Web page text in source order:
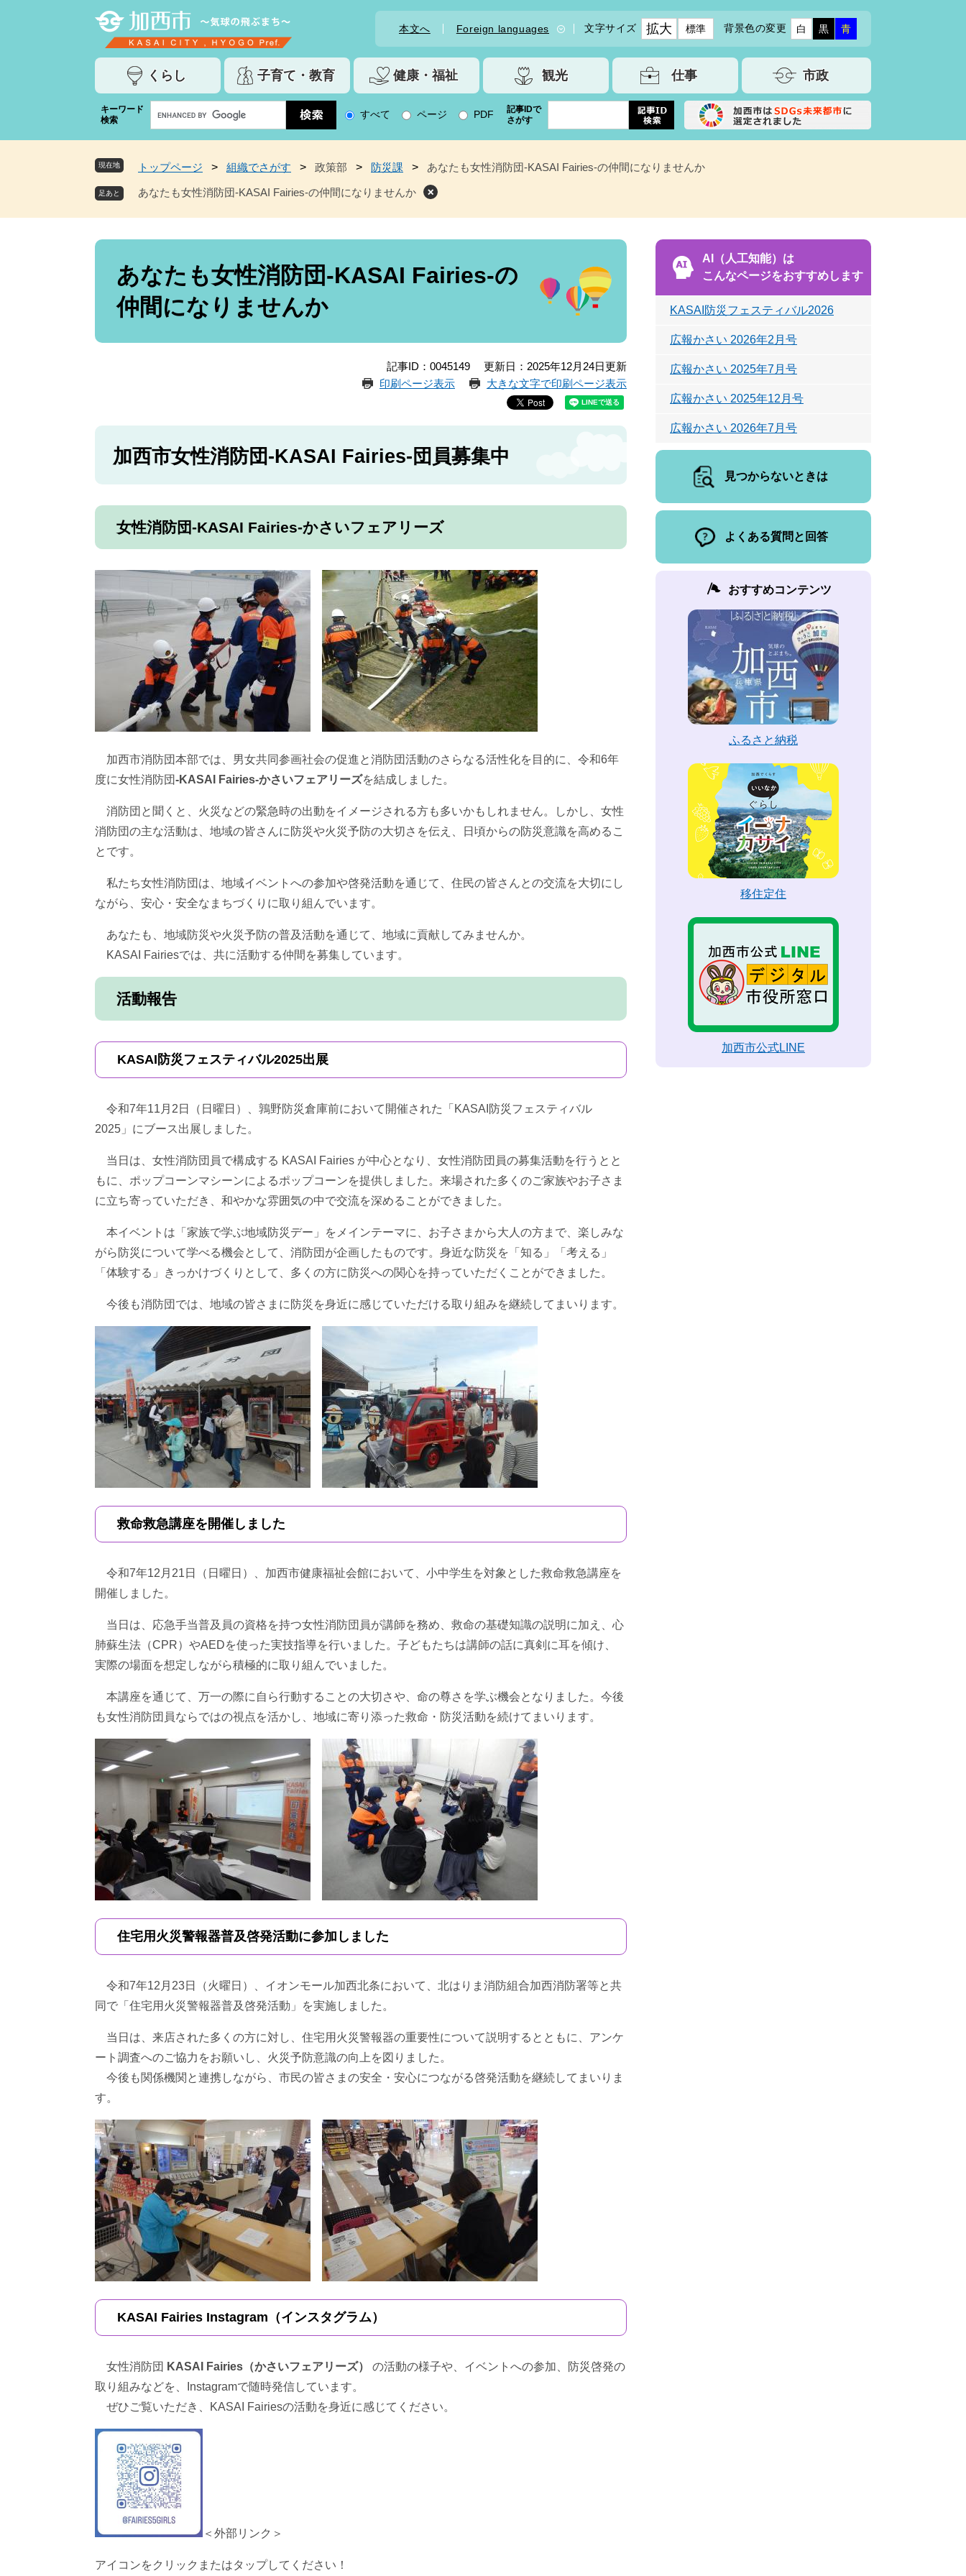
本文へ Foreign languages 文字サイズ 拡大 標準 背景色の変更 白 黒 青
くらし 子育て・教育 健康・福祉 観光 仕事 市政
キーワード
検索
o
l
カ
索
すべて ページ PDF
記事IDで
さがす
現在地 トップページ > 組織でさがす > 政策部 > 防災課 > あなたも女性消防団-KASAI Fairies-の仲間になりませんか
あなたも女性消防団-KASAI Fairies-の仲間になりませんか
本
あなたも女性消防団-KASAI Fairies-の
仲間になりませんか
記事ID：0045149
更新日：2025年12月24日更新
印刷ページ表示
大きな文字で印刷ページ表示
加西市女性消防団-KASAI Fairies-団員募集中
女性消防団-KASAI Fairies-かさいフェアリーズ
加西市消防団本部では、男女共同参画社会の促進と消防団活動のさらなる活性化を目的に、令和6年
度に女性消防団-KASAI Fairies-かさいフェアリーズを結成しました。
消防団と聞くと、火災などの緊急時の出動をイメージされる方も多いかもしれません。しかし、女性
消防団の主な活動は、地域の皆さんに防災や火災予防の大切さを伝え、日頃からの防災意識を高めるこ
とです。
私たち女性消防団は、地域イベントへの参加や啓発活動を通じて、住民の皆さんとの交流を大切にし
ながら、安心・安全なまちづくりに取り組んでいます。
あなたも、地域防災や火災予防の普及活動を通じて、地域に貢献してみませんか。
KASAI Fairiesでは、共に活動する仲間を募集しています。
活動報告
KASAI防災フェスティバル2025出展
令和7年11月2日（日曜日）、鶉野防災倉庫前において開催された「KASAI防災フェスティバル
2025」にブース出展しました。
当日は、女性消防団員で構成する KASAI Fairies が中心となり、女性消防団員の募集活動を行うとと
もに、ポップコーンマシーンによるポップコーンを提供しました。来場された多くのご家族やお子さま
に立ち寄っていただき、和やかな雰囲気の中で交流を深めることができました。
本イベントは「家族で学ぶ地域防災デー」をメインテーマに、お子さまから大人の方まで、楽しみな
がら防災について学べる機会として、消防団が企画したものです。身近な防災を「知る」「考える」
「体験する」きっかけづくりとして、多くの方に防災への関心を持っていただくことができました。
今後も消防団では、地域の皆さまに防災を身近に感じていただける取り組みを継続してまいります。
救命救急講座を開催しました
令和7年12月21日（日曜日）、加西市健康福祉会館において、小中学生を対象とした救命救急講座を
開催しました。
当日は、応急手当普及員の資格を持つ女性消防団員が講師を務め、救命の基礎知識の説明に加え、心
肺蘇生法（CPR）やAEDを使った実技指導を行いました。子どもたちは講師の話に真剣に耳を傾け、
実際の場面を想定しながら積極的に取り組んでいました。
本講座を通じて、万一の際に自ら行動することの大切さや、命の尊さを学ぶ機会となりました。今後
も女性消防団員ならではの視点を活かし、地域に寄り添った救命・防災活動を続けてまいります。
住宅用火災警報器普及啓発活動に参加しました
令和7年12月23日（火曜日）、イオンモール加西北条において、北はりま消防組合加西消防署等と共
同で「住宅用火災警報器普及啓発活動」を実施しました。
当日は、来店された多くの方に対し、住宅用火災警報器の重要性について説明するとともに、アンケ
ート調査へのご協力をお願いし、火災予防意識の向上を図りました。
今後も関係機関と連携しながら、市民の皆さまの安全・安心につながる啓発活動を継続してまいりま
す。
KASAI Fairies Instagram（インスタグラム）
女性消防団 KASAI Fairies（かさいフェアリーズ）
の活動の様子や、イベントへの参加、防災啓発の
取り組みなどを、Instagramで随時発信しています。
ぜひご覧いただき、KASAI Fairiesの活動を身近に感じてください。
＜外部リンク＞
アイコンをクリックまたはタップしてください！
AI（人工知能）は
こんなページをおすすめします
KASAI防災フェスティバル2026
広報かさい 2026年2月号
広報かさい 2025年7月号
広報かさい 2025年12月号
広報かさい 2026年7月号
見つからないときは
よくある質問と回答
おすすめコンテンツ
ふるさと納税
移住定住
加西市公式LINE